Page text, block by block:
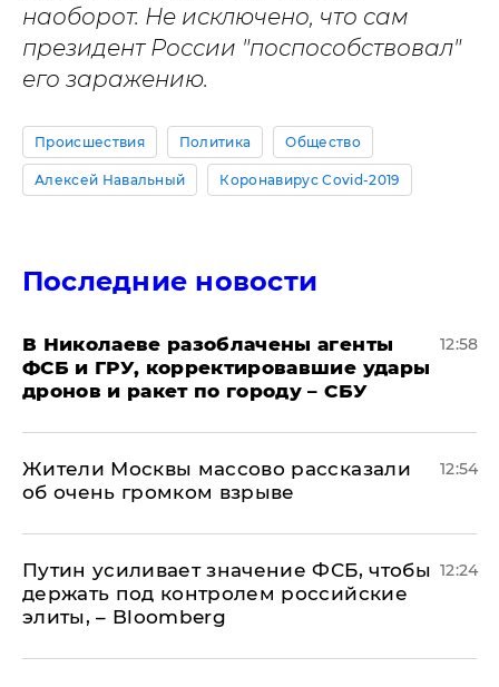
наоборот. Не исключено, что сам
президент России "поспособствовал"
его заражению.
Происшествия Политика Общество
Алексей Навальный Коронавирус Covid-2019
Последние новости
В Николаеве разоблачены агенты
ФСБ и ГРУ, корректировавшие удары
дронов и ракет по городу – СБУ
12:58
Жители Москвы массово рассказали
об очень громком взрыве
12:54
Путин усиливает значение ФСБ, чтобы
держать под контролем российские
элиты, – Bloomberg
12:24